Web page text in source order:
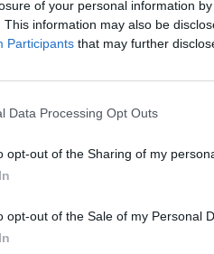
of your personal information
This information may also be
Participants that may further
Data Processing Opt Outs
opt-out of the Sharing of my
opt-out of the Sale of my Personal